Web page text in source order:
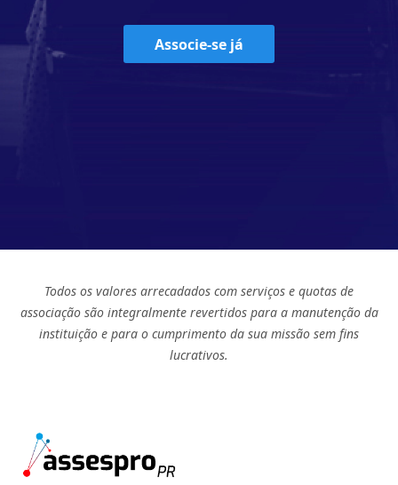
Associe-se já
Todos os valores arrecadados com serviços e quotas de
associação são integralmente revertidos para a manutenção da
instituição e para o cumprimento da sua missão sem fins
lucrativos.